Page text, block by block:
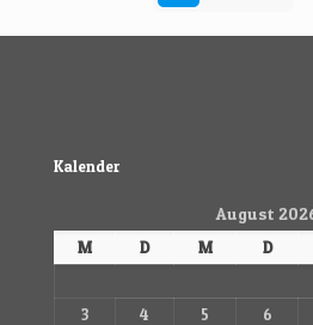
Kalender
August
M D M D
3
4 5 6